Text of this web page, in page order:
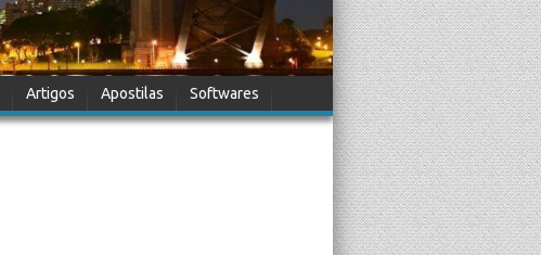
Artigos Apostilas Softwares